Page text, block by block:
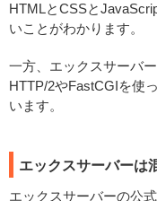
HTMLとCSSと
いことがわかります。
一方、エックスサーバ
HTTP/2やFastCGIを使
います。
エックスサーバーは
エックスサーバーの公